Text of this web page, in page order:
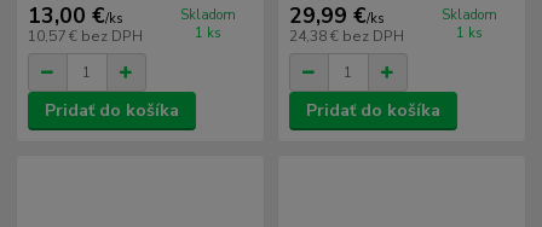
13,00 €/ks
10,57 € bez DPH
Skladom
1 ks
Pridať do košíka
29,99 €/ks
24,38 € bez DPH
Skladom
1 ks
Pridať do košíka